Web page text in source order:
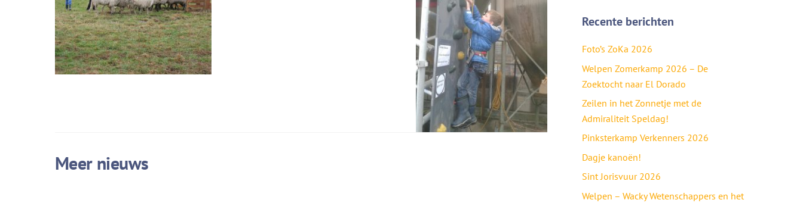
Recente berichten
Foto’s ZoKa 2026
Welpen Zomerkamp 2026 – De
Zoektocht naar El Dorado
Zeilen in het Zonnetje met de
Admiraliteit Speldag!
Pinksterkamp Verkenners 2026
Dagje kanoën!
Sint Jorisvuur 2026
Welpen – Wacky Wetenschappers en het